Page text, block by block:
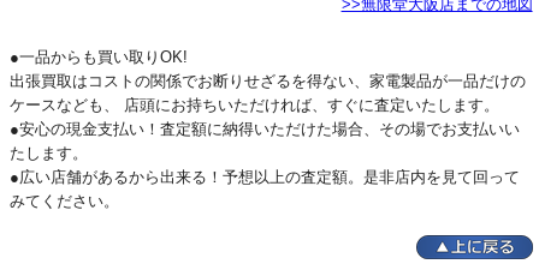
>>無限堂大阪店までの地図
●一品からも買い取りOK!
出張買取はコストの関係でお断りせざるを得ない、家電製品が一品だけの
ケースなども、
店頭にお持ちいただければ、すぐに査定いたします。
●安心の現金支払い！査定額に納得いただけた場合、その場でお支払いい
たします。
●広い店舗があるから出来る！予想以上の査定額。是非店内を見て回って
みてください。